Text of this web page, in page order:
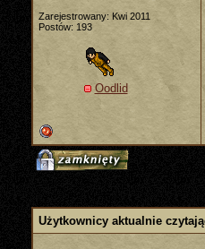
Zarejestrowany: Kwi 2011
Postów: 193
Oodlid
Użytkownicy aktualnie